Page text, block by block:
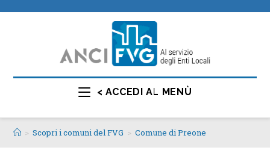
< ACCEDI AL MENÙ
> Scopri i comuni del FVG > Comune di Preone